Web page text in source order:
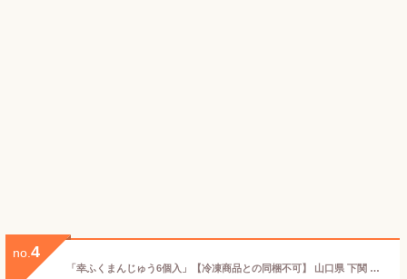
no. 4
「幸ふくまんじゅう6個入」【冷凍商品との同梱不可】 山口県 下関 おみやげ プチギフト 小分け 引菓子 引き出物 結婚式 ごあいさつ 厄祝い お菓子 食べ物 食品 退職 帰省土産 内祝い お返し お供え 個包装 1000円 縁起 父の日 お中元 御中元